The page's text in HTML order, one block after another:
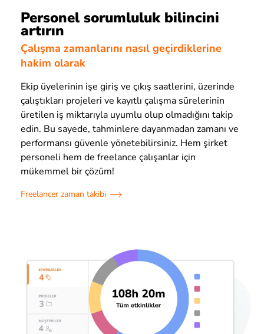
Personel sorumluluk bilincini
artırın
Çalışma zamanlarını nasıl geçirdiklerine
hakim olarak
Ekip üyelerinin işe giriş ve çıkış saatlerini, üzerinde
çalıştıkları projeleri ve kayıtlı çalışma sürelerinin
üretilen iş miktarıyla uyumlu olup olmadığını takip
edin. Bu sayede, tahminlere dayanmadan zamanı ve
performansı güvenle yönetebilirsiniz. Hem şirket
personeli hem de freelance çalışanlar için
mükemmel bir çözüm!
Freelancer zaman takibi